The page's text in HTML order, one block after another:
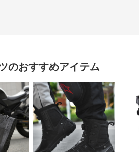
のおすすめアイテム